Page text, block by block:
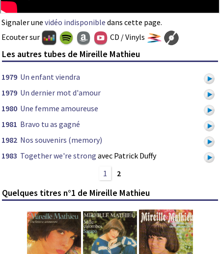
Signaler une vidéo indisponible dans cette page.
Ecouter sur
CD / Vinyls
Les autres tubes de Mireille Mathieu
1979 Un enfant viendra
1979 Un dernier mot d'amour
1980 Une femme amoureuse
1981 Bravo tu as gagné
1982 Nos souvenirs (memory)
1983 Together we're strong avec Patrick Duffy
1
2
Quelques titres n°1 de Mireille Mathieu